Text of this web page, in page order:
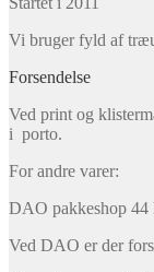
Vi bruger fyld af
Forsendelse
Ved print og
i porto.
For andre varer:
DAO pakkeshop 44
Ved DAO er der